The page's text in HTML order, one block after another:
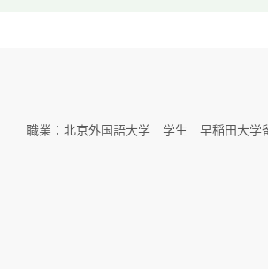
職業： 北京外国語大学 学生 早稲田大学